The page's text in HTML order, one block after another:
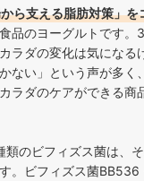
ら支える脂肪対策」を
品のヨーグルトです。
ラダの変化は気にな
ない」という声が多く
ラダのケアができる商
類のビフィズス菌は、
。ビフィズス菌BB536